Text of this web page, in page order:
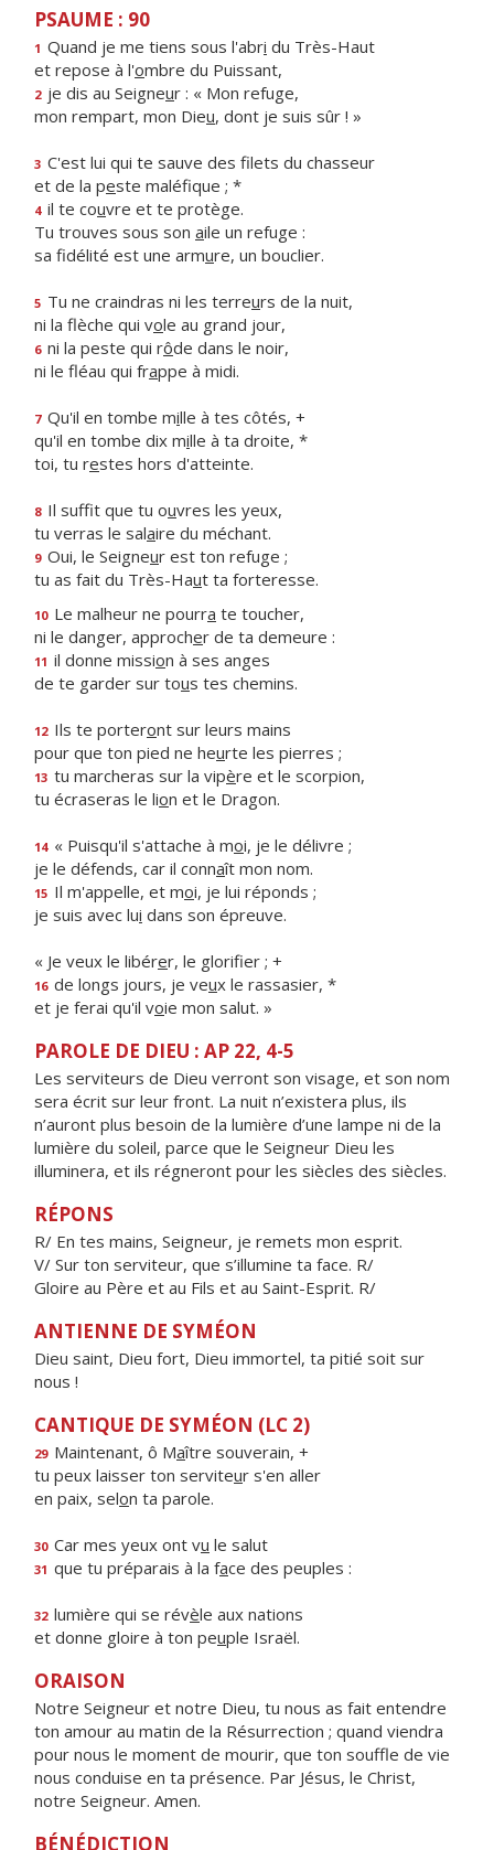
PSAUME : 90
1 Quand je me tiens sous l'abri du Très-Haut
et repose à l'ombre du Puissant,
2 je dis au Seigneur : « Mon refuge,
mon rempart, mon Dieu, dont je suis sûr ! »
3 C'est lui qui te sauve des filets du chasseur
et de la peste maléfique ; *
4 il te couvre et te protège.
Tu trouves sous son aile un refuge :
sa fidélité est une armure, un bouclier.
5 Tu ne craindras ni les terreurs de la nuit,
ni la flèche qui vole au grand jour,
6 ni la peste qui rôde dans le noir,
ni le fléau qui frappe à midi.
7 Qu'il en tombe mille à tes côtés, +
qu'il en tombe dix mille à ta droite, *
toi, tu restes hors d'atteinte.
8 Il suffit que tu ouvres les yeux,
tu verras le salaire du méchant.
9 Oui, le Seigneur est ton refuge ;
tu as fait du Très-Haut ta forteresse.
10 Le malheur ne pourra te toucher,
ni le danger, approcher de ta demeure :
11 il donne mission à ses anges
de te garder sur tous tes chemins.
12 Ils te porteront sur leurs mains
pour que ton pied ne heurte les pierres ;
13 tu marcheras sur la vipère et le scorpion,
tu écraseras le lion et le Dragon.
14 « Puisqu'il s'attache à moi, je le délivre ;
je le défends, car il connaît mon nom.
15 Il m'appelle, et moi, je lui réponds ;
je suis avec lui dans son épreuve.
« Je veux le libérer, le glorifier ; +
16 de longs jours, je veux le rassasier, *
et je ferai qu'il voie mon salut. »
PAROLE DE DIEU : AP 22, 4-5
Les serviteurs de Dieu verront son visage, et son nom
sera écrit sur leur front. La nuit n’existera plus, ils
n’auront plus besoin de la lumière d’une lampe ni de la
lumière du soleil, parce que le Seigneur Dieu les
illuminera, et ils régneront pour les siècles des siècles.
RÉPONS
R/ En tes mains, Seigneur, je remets mon esprit.
V/ Sur ton serviteur, que s’illumine ta face. R/
Gloire au Père et au Fils et au Saint-Esprit. R/
ANTIENNE DE SYMÉON
Dieu saint, Dieu fort, Dieu immortel, ta pitié soit sur
nous !
CANTIQUE DE SYMÉON (LC 2)
29 Maintenant, ô Maître souverain, +
tu peux laisser ton serviteur s'en aller
en paix, selon ta parole.
30 Car mes yeux ont vu le salut
31 que tu préparais à la face des peuples :
32 lumière qui se révèle aux nations
et donne gloire à ton peuple Israël.
ORAISON
Notre Seigneur et notre Dieu, tu nous as fait entendre
ton amour au matin de la Résurrection ; quand viendra
pour nous le moment de mourir, que ton souffle de vie
nous conduise en ta présence. Par Jésus, le Christ,
notre Seigneur. Amen.
BÉNÉDICTION